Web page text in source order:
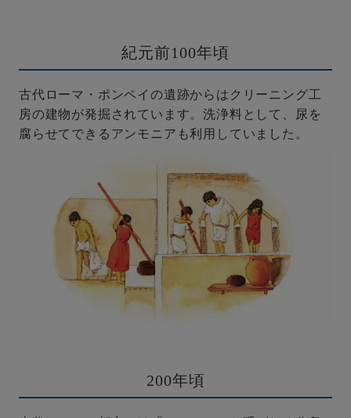
紀元前100年頃
古代ローマ・ポンペイの遺跡からはクリーニング工
房の建物が発掘されています。洗浄料として、尿を
腐らせてできるアンモニアも利用していました。
200年頃